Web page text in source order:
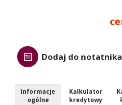
Dodaj do notatnika
Informacje
ogólne
Kalkulator
kredytowy